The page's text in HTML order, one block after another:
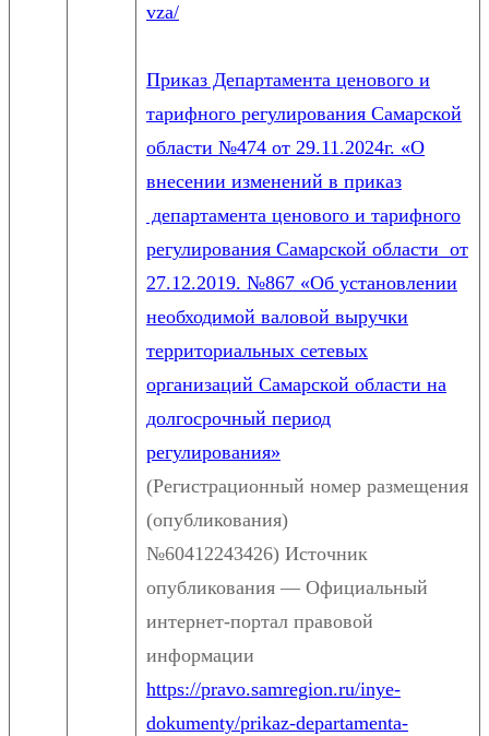
vza/
Приказ Департамента ценового и
тарифного регулирования Самарской
области №474 от 29.11.2024г. «О
внесении изменений в приказ
департамента ценового и тарифного
регулирования Самарской области от
27.12.2019. №867 «Об установлении
необходимой валовой выручки
территориальных сетевых
организаций Самарской области на
долгосрочный период
регулирования»
(Регистрационный номер размещения
(опубликования)
№60412243426) Источник
опубликования — Официальный
интернет-портал правовой
информации
https://pravo.samregion.ru/inye-
dokumenty/prikaz-departamenta-